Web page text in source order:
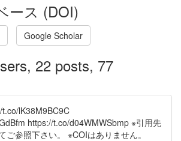
ース (DOI)
Google Scholar
22 posts, 77
lK38M9BC9C
https://t.co/d04WMWSbmp ※引用先
ご参照下さい。 ※COIはありません。